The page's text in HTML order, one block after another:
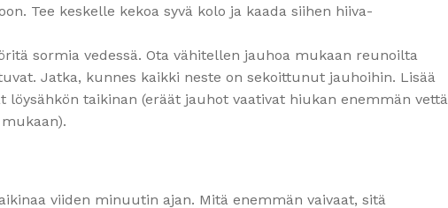
Tee keskelle kekoa syvä kolo ja kaada siihen hiiva-
sormia vedessä. Ota vähitellen jauhoa mukaan reunoilta
Jatka, kunnes kaikki neste on sekoittunut jauhoihin. Lisää
löysähkön taikinan (eräät jauhot vaativat hiukan enemmän vettä
viiden minuutin ajan. Mitä enemmän vaivaat, sitä